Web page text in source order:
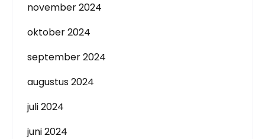
november 2024
oktober 2024
september 2024
augustus 2024
juli 2024
juni 2024